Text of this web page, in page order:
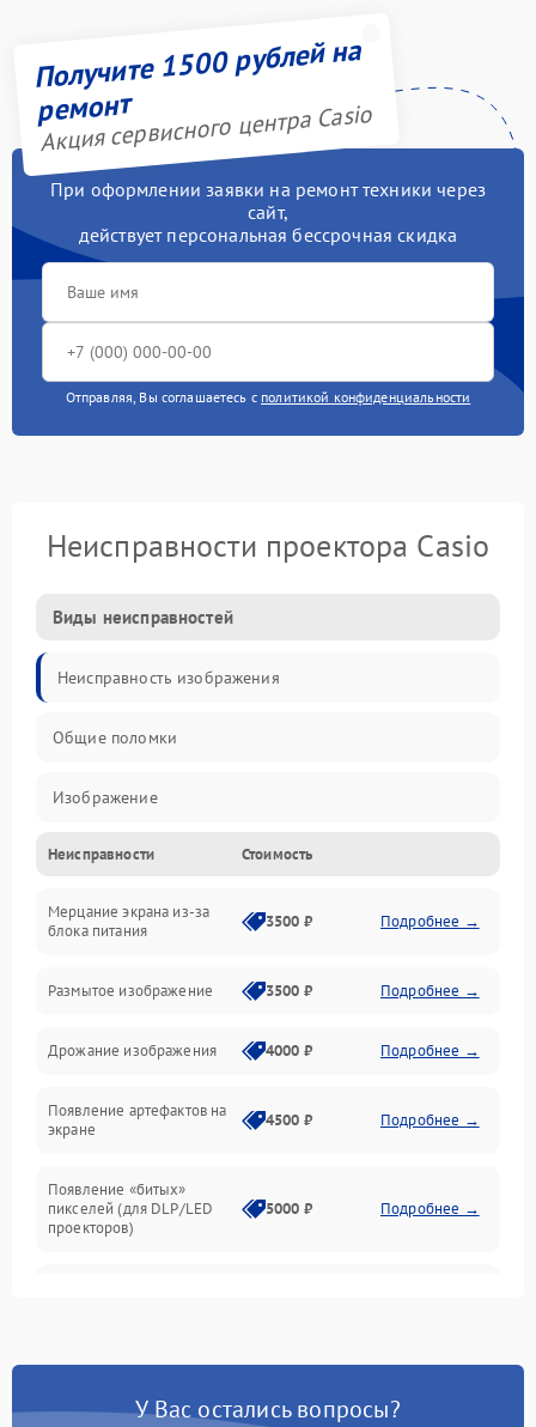
Получите 1500 рублей на
ремонт
Акция сервисного центра Casio
При оформлении заявки на ремонт техники через
сайт,
действует персональная бессрочная скидка
Отправляя, Вы соглашаетесь с политикой конфиденциальности
Неисправности проектора Casio
Виды неисправностей
Неисправность изображения
Общие поломки
Изображение
Лампа подсветки
Неисправность управления и интерфейсов
Неисправности Стоимость
Мерцание экрана из-за
блока питания
3500 ₽ Подробнее →
Размытое изображение 3500 ₽ Подробнее →
Дрожание изображения 4000 ₽ Подробнее →
Появление артефактов на
экране
4500 ₽ Подробнее →
Появление «битых»
пикселей (для DLP/LED
проекторов)
5000 ₽ Подробнее →
Нестабильная яркость или
У Вас остались вопросы?